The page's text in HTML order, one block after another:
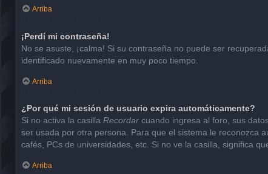
Arriba
¡Perdí mi contraseña!
No se asuste, ¡calma! Si su contraseña no puede ser
identificado nuevamente en muy poco tiempo.
Arriba
¿Por qué mi sesión de usuario expira automáticamente?
Si no activa la casilla Recordar cuando ingresa al foro, sus
ser usada por otra persona. Para que el sistema le reconozca
cafés, PCs de universidades, etc. Si no ve la casilla, significa
Arriba